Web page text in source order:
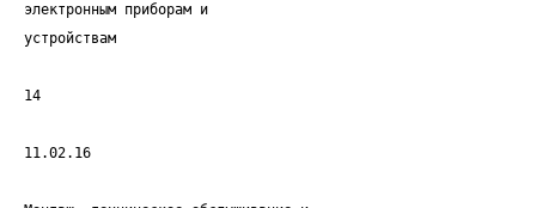
электронным приборам и
устройствам
14
11.02.16